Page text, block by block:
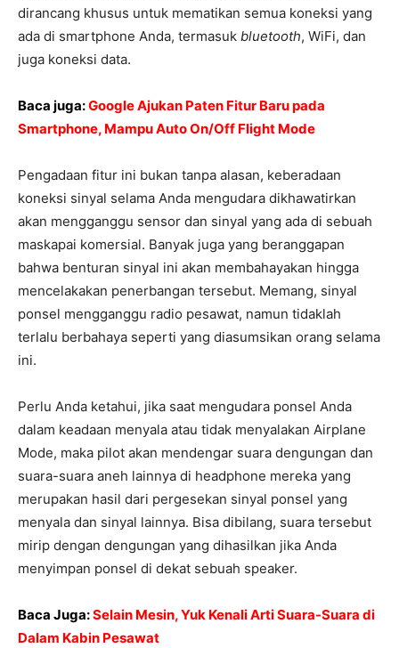
dirancang khusus untuk mematikan semua koneksi yang
ada di smartphone Anda, termasuk bluetooth, WiFi, dan
juga koneksi data.
Baca juga:Google Ajukan Paten Fitur Baru pada
Smartphone, Mampu Auto On/Off Flight Mode
Pengadaan fitur ini bukan tanpa alasan, keberadaan
koneksi sinyal selama Anda mengudara dikhawatirkan
akan mengganggu sensor dan sinyal yang ada di sebuah
maskapai komersial. Banyak juga yang beranggapan
bahwa benturan sinyal ini akan membahayakan hingga
mencelakakan penerbangan tersebut. Memang, sinyal
ponsel mengganggu radio pesawat, namun tidaklah
terlalu berbahaya seperti yang diasumsikan orang selama
ini.
Perlu Anda ketahui, jika saat mengudara ponsel Anda
dalam keadaan menyala atau tidak menyalakan Airplane
Mode, maka pilot akan mendengar suara dengungan dan
suara-suara aneh lainnya di headphone mereka yang
merupakan hasil dari pergesekan sinyal ponsel yang
menyala dan sinyal lainnya. Bisa dibilang, suara tersebut
mirip dengan dengungan yang dihasilkan jika Anda
menyimpan ponsel di dekat sebuah speaker.
Baca Juga:Selain Mesin, Yuk Kenali Arti Suara-Suara di
Dalam Kabin Pesawat